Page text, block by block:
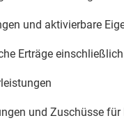
und aktivierbare
Erträge
und Zuschüsse